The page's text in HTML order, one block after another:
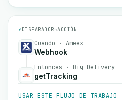
⚡ DISPARADOR→ACCIÓN
Cuando · Ameex
Webhook
Entonces · Big Delivery
getTracking
USAR ESTE FLUJO DE TRABAJO